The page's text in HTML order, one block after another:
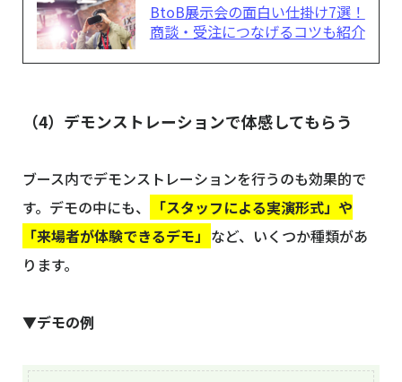
BtoB展示会の面白い仕掛け7選！
商談・受注につなげるコツも紹介
（4）デモンストレーションで体感してもらう
ブース内でデモンストレーションを行うのも効果的で
す。デモの中にも、
「スタッフによる実演形式」や
「来場者が体験できるデモ」 など、いくつか種類があ
ります。
▼デモの例